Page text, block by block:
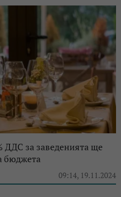
ДДС за заведенията ще
бюджета
09:14, 19.11.2024